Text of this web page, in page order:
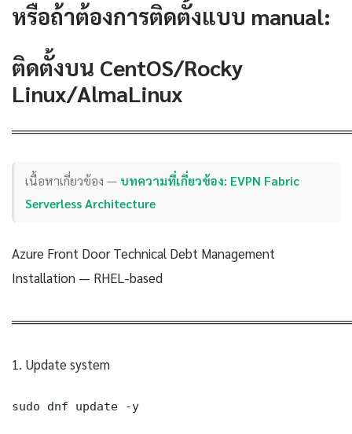
หรือถ้าต้องการติดตั้งแบบ manual:
ติดตั้งบน CentOS/Rocky
Linux/AlmaLinux
เนื้อหาเกี่ยวข้อง — บทความที่เกี่ยวข้อง: EVPN Fabric
Serverless Architecture
Azure Front Door Technical Debt Management
Installation — RHEL-based
1. Update system
sudo dnf update -y